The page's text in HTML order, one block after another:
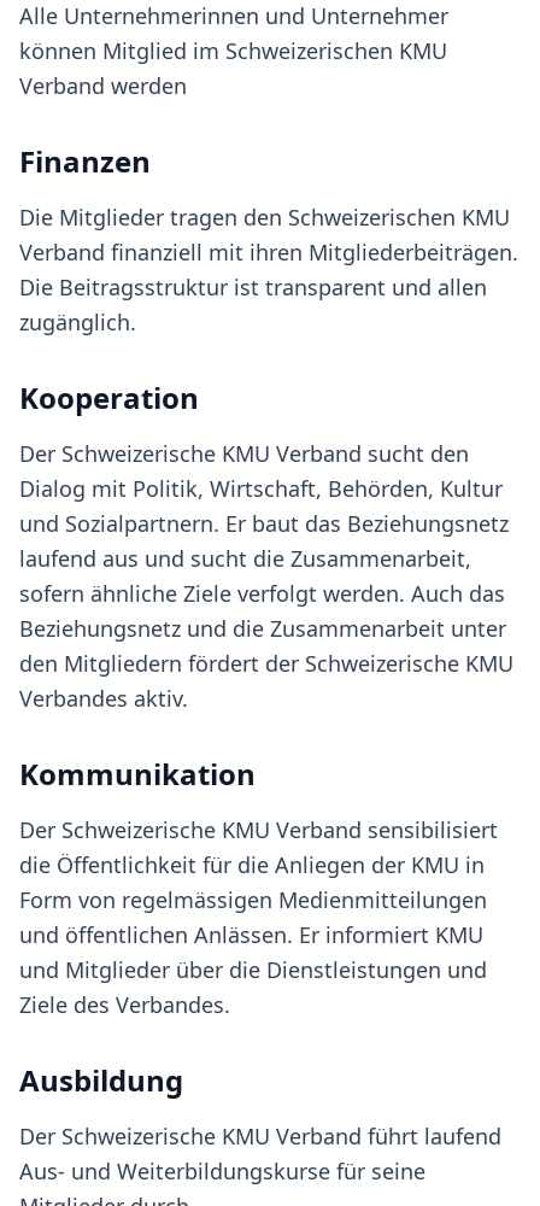
Alle Unternehmerinnen und Unternehmer
können Mitglied im Schweizerischen KMU
Verband werden
Finanzen
Die Mitglieder tragen den Schweizerischen KMU
Verband finanziell mit ihren Mitgliederbeiträgen.
Die Beitragsstruktur ist transparent und allen
zugänglich.
Kooperation
Der Schweizerische KMU Verband sucht den
Dialog mit Politik, Wirtschaft, Behörden, Kultur
und Sozialpartnern. Er baut das Beziehungsnetz
laufend aus und sucht die Zusammenarbeit,
sofern ähnliche Ziele verfolgt werden. Auch das
Beziehungsnetz und die Zusammenarbeit unter
den Mitgliedern fördert der Schweizerische KMU
Verbandes aktiv.
Kommunikation
Der Schweizerische KMU Verband sensibilisiert
die Öffentlichkeit für die Anliegen der KMU in
Form von regelmässigen Medienmitteilungen
und öffentlichen Anlässen. Er informiert KMU
und Mitglieder über die Dienstleistungen und
Ziele des Verbandes.
Ausbildung
Der Schweizerische KMU Verband führt laufend
Aus- und Weiterbildungskurse für seine